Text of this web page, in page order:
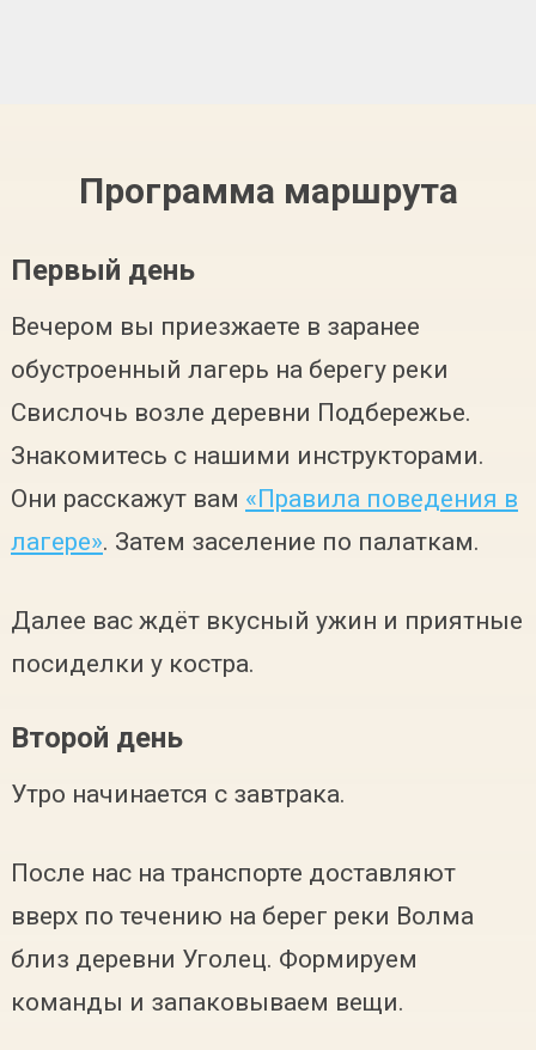
Программа маршрута
Первый день
Вечером вы приезжаете в заранее
обустроенный лагерь на берегу реки
Свислочь возле деревни Подбережье.
Знакомитесь с нашими инструкторами.
Они расскажут вам «Правила поведения в
лагере». Затем заселение по палаткам.
Далее вас ждёт вкусный ужин и приятные
посиделки у костра.
Второй день
Утро начинается с завтрака.
После нас на транспорте доставляют
вверх по течению на берег реки Волма
близ деревни Уголец. Формируем
команды и запаковываем вещи.